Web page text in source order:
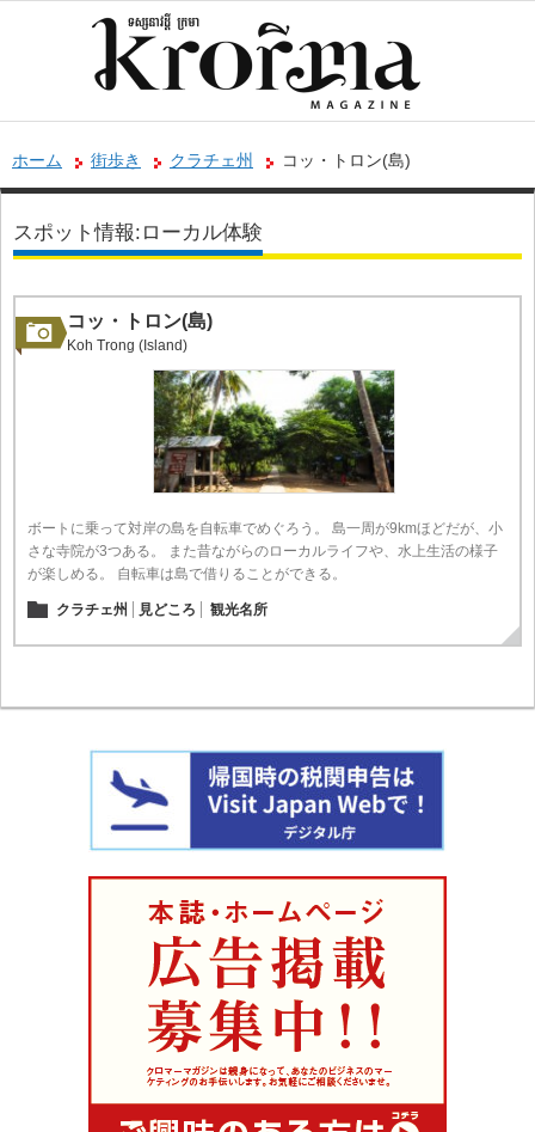
ホーム 街歩き クラチェ州 コッ・トロン(島)
スポット情報:ローカル体験
コッ・トロン(島)
Koh Trong (Island)
ボートに乗って対岸の島を自転車でめぐろう。 島一周が9kmほどだが、小
さな寺院が3つある。 また昔ながらのローカルライフや、水上生活の様子
が楽しめる。 自転車は島で借りることができる。
クラチェ州 見どころ 観光名所